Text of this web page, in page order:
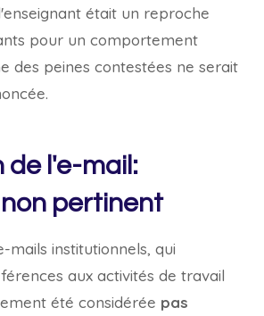
était un reproche
pour un comportement
des peines contestées ne serait
de l'e-mail:
pertinent
mails institutionnels, qui
aux activités de travail
été considérée pas